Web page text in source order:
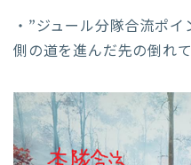
・”ジュール分隊合流ポ
側の道を進んだ先の倒れ